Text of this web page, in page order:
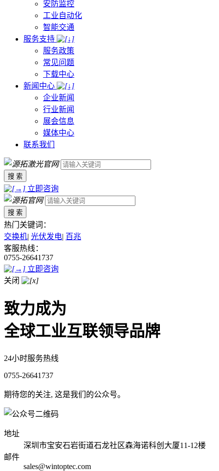
安防监控
工业自动化
智能交通
服务支持
服务政策
常见问题
下载中心
新闻中心
企业新闻
行业新闻
展会信息
媒体中心
联系我们
搜 索
立即咨询
搜 索
热门关键词：
交换机| 光伏发电| 百兆
客服热线：
0755-26641737
立即咨询
关闭
致力成为
全球工业互联领导品牌
24小时服务热线
0755-26641737
期待您的关注, 这是我们的公众号。
地址
深圳市宝安石岩街道石龙社区森海诺科创大厦11-12楼
邮件
sales@wintoptec.com